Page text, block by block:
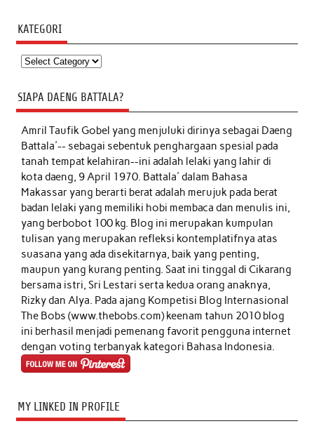
KATEGORI
Kategori
SIAPA DAENG BATTALA?
Amril Taufik Gobelyang menjuluki dirinya sebagai Daeng
Battala'-- sebagai sebentuk penghargaan spesial pada
tanah tempat kelahiran--ini adalah lelaki yang lahir di
kota daeng, 9 April 1970. Battala' dalam Bahasa
Makassar yang berarti berat adalah merujuk pada berat
badan lelaki yang memiliki hobi membaca dan menulis ini,
yang berbobot 100 kg. Blog ini merupakan kumpulan
tulisan yang merupakan refleksi kontemplatifnya atas
suasana yang ada disekitarnya, baik yang penting,
maupun yang kurang penting. Saat ini tinggal di Cikarang
bersama istri, Sri Lestari serta kedua orang anaknya,
Rizky dan Alya. Pada ajang Kompetisi Blog Internasional
The Bobs (www.thebobs.com) keenam tahun 2010 blog
ini berhasil menjadi pemenang favorit pengguna internet
dengan voting terbanyak kategori Bahasa Indonesia.
MY LINKED IN PROFILE